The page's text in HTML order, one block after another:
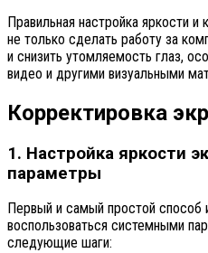
Правильная настройка яркости
не только сделать работу за
и снизить утомляемость глаз,
видео и другими визуальными
Корректировка
1. Настройка яркости
параметры
Первый и самый простой способ
воспользоваться системными
следующие шаги: